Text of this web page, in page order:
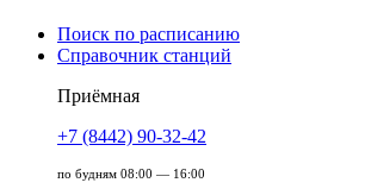
Поиск по расписанию
Справочник станций
Приёмная
+7 (8442) 90-32-42
по будням 08:00 — 16:00